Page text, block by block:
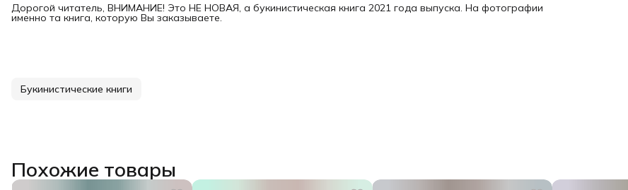
Дорогой читатель, ВНИМАНИЕ! Это НЕ НОВАЯ, а букинистическая книга 2021 года выпуска. На фотографии
именно та книга, которую Вы заказываете.
Букинистические книги
Похожие товары